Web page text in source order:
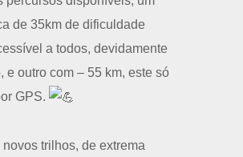
de 35km de dificuldade
a todos, devidamente
e outro com – 55 km, este só
GPS.
novos trilhos, de extrema